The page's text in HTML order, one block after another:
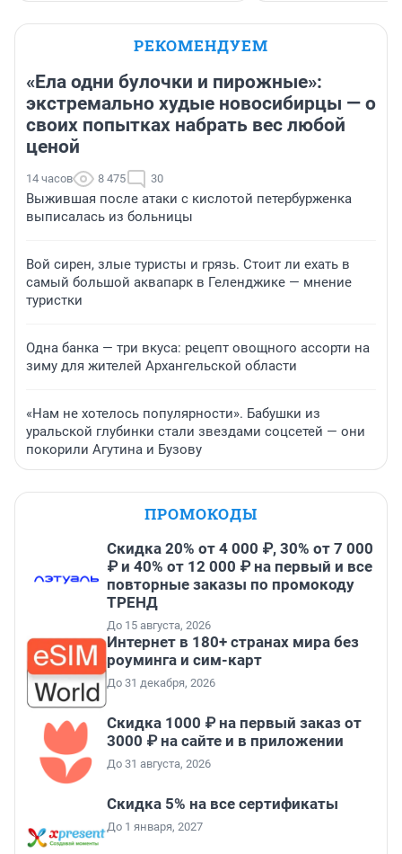
РЕКОМЕНДУЕМ
«Ела одни булочки и пирожные»:
экстремально худые новосибирцы — о
своих попытках набрать вес любой
ценой
14 часов 8 475 30
Выжившая после атаки с кислотой петербурженка
выписалась из больницы
Вой сирен, злые туристы и грязь. Стоит ли ехать в
самый большой аквапарк в Геленджике — мнение
туристки
Одна банка — три вкуса: рецепт овощного ассорти на
зиму для жителей Архангельской области
«Нам не хотелось популярности». Бабушки из
уральской глубинки стали звездами соцсетей — они
покорили Агутина и Бузову
ПРОМОКОДЫ
Скидка 20% от 4 000 ₽, 30% от 7 000
₽ и 40% от 12 000 ₽ на первый и все
повторные заказы по промокоду
ТРЕНД
До 15 августа, 2026
Интернет в 180+ странах мира без
роуминга и сим-карт
До 31 декабря, 2026
Скидка 1000 ₽ на первый заказ от
3000 ₽ на сайте и в приложении
До 31 августа, 2026
Скидка 5% на все сертификаты
До 1 января, 2027